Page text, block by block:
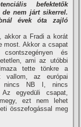
befektetők
de nem járt sikerrel.
évek óta zajló
akkor a Fradi a korát
most. Akkor a csapat
és
ami az utóbbi
tette tönkre a
vallom, az európai
nincs NB I, nincs
Az egyedüli csapat,
ezt nem lehet
összefogással meg